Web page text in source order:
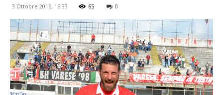
3 Ottobre 2016, 16:33 65 0